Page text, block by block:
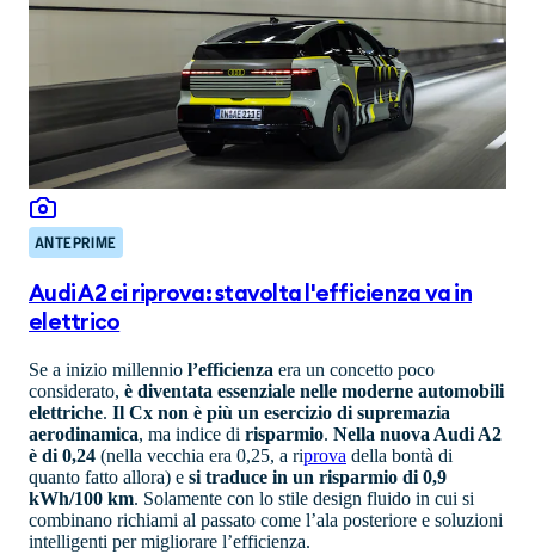
ANTEPRIME
Audi A2 ci riprova: stavolta l'efficienza va in
elettrico
Se a inizio millennio l’efficienza era un concetto poco
considerato, è diventata essenziale nelle moderne automobili
elettriche. Il Cx non è più un esercizio di supremazia
aerodinamica, ma indice di risparmio. Nella nuova Audi A2
è di 0,24 (nella vecchia era 0,25, a riprova della bontà di
quanto fatto allora) e si traduce in un risparmio di 0,9
kWh/100 km. Solamente con lo stile design fluido in cui si
combinano richiami al passato come l’ala posteriore e soluzioni
intelligenti per migliorare l’efficienza.